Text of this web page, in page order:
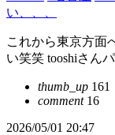
い、、、
これから東京方面
い笑笑 tooshiさん
thumb_up 161
comment16
2026/05/01 20:47